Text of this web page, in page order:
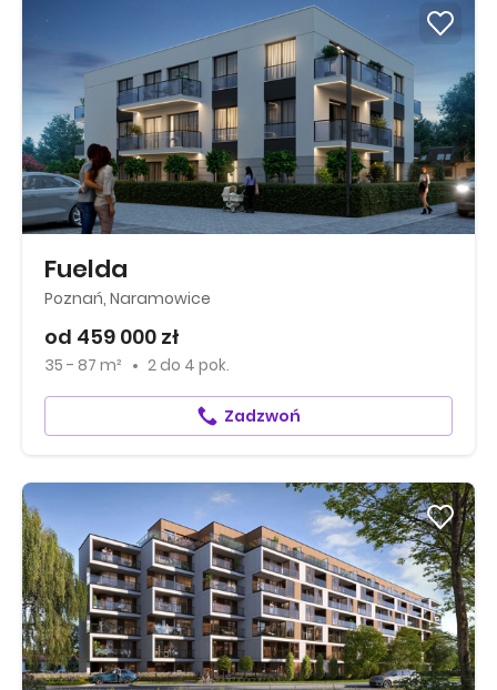
Fuelda
Poznań, Naramowice
od 459 000 zł
35 - 87 m² 2 do 4 pok.
Zadzwoń